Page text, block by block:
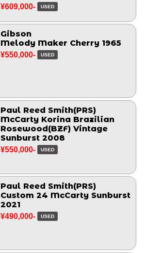
¥609,000- USED
Gibson
Melody Maker Cherry 1965
¥550,000- USED
Paul Reed Smith(PRS)
McCarty Korina Brazilian
Rosewood(BZF) Vintage
Sunburst 2008
¥550,000- USED
Paul Reed Smith(PRS)
Custom 24 McCarty Sunburst
2021
¥490,000- USED